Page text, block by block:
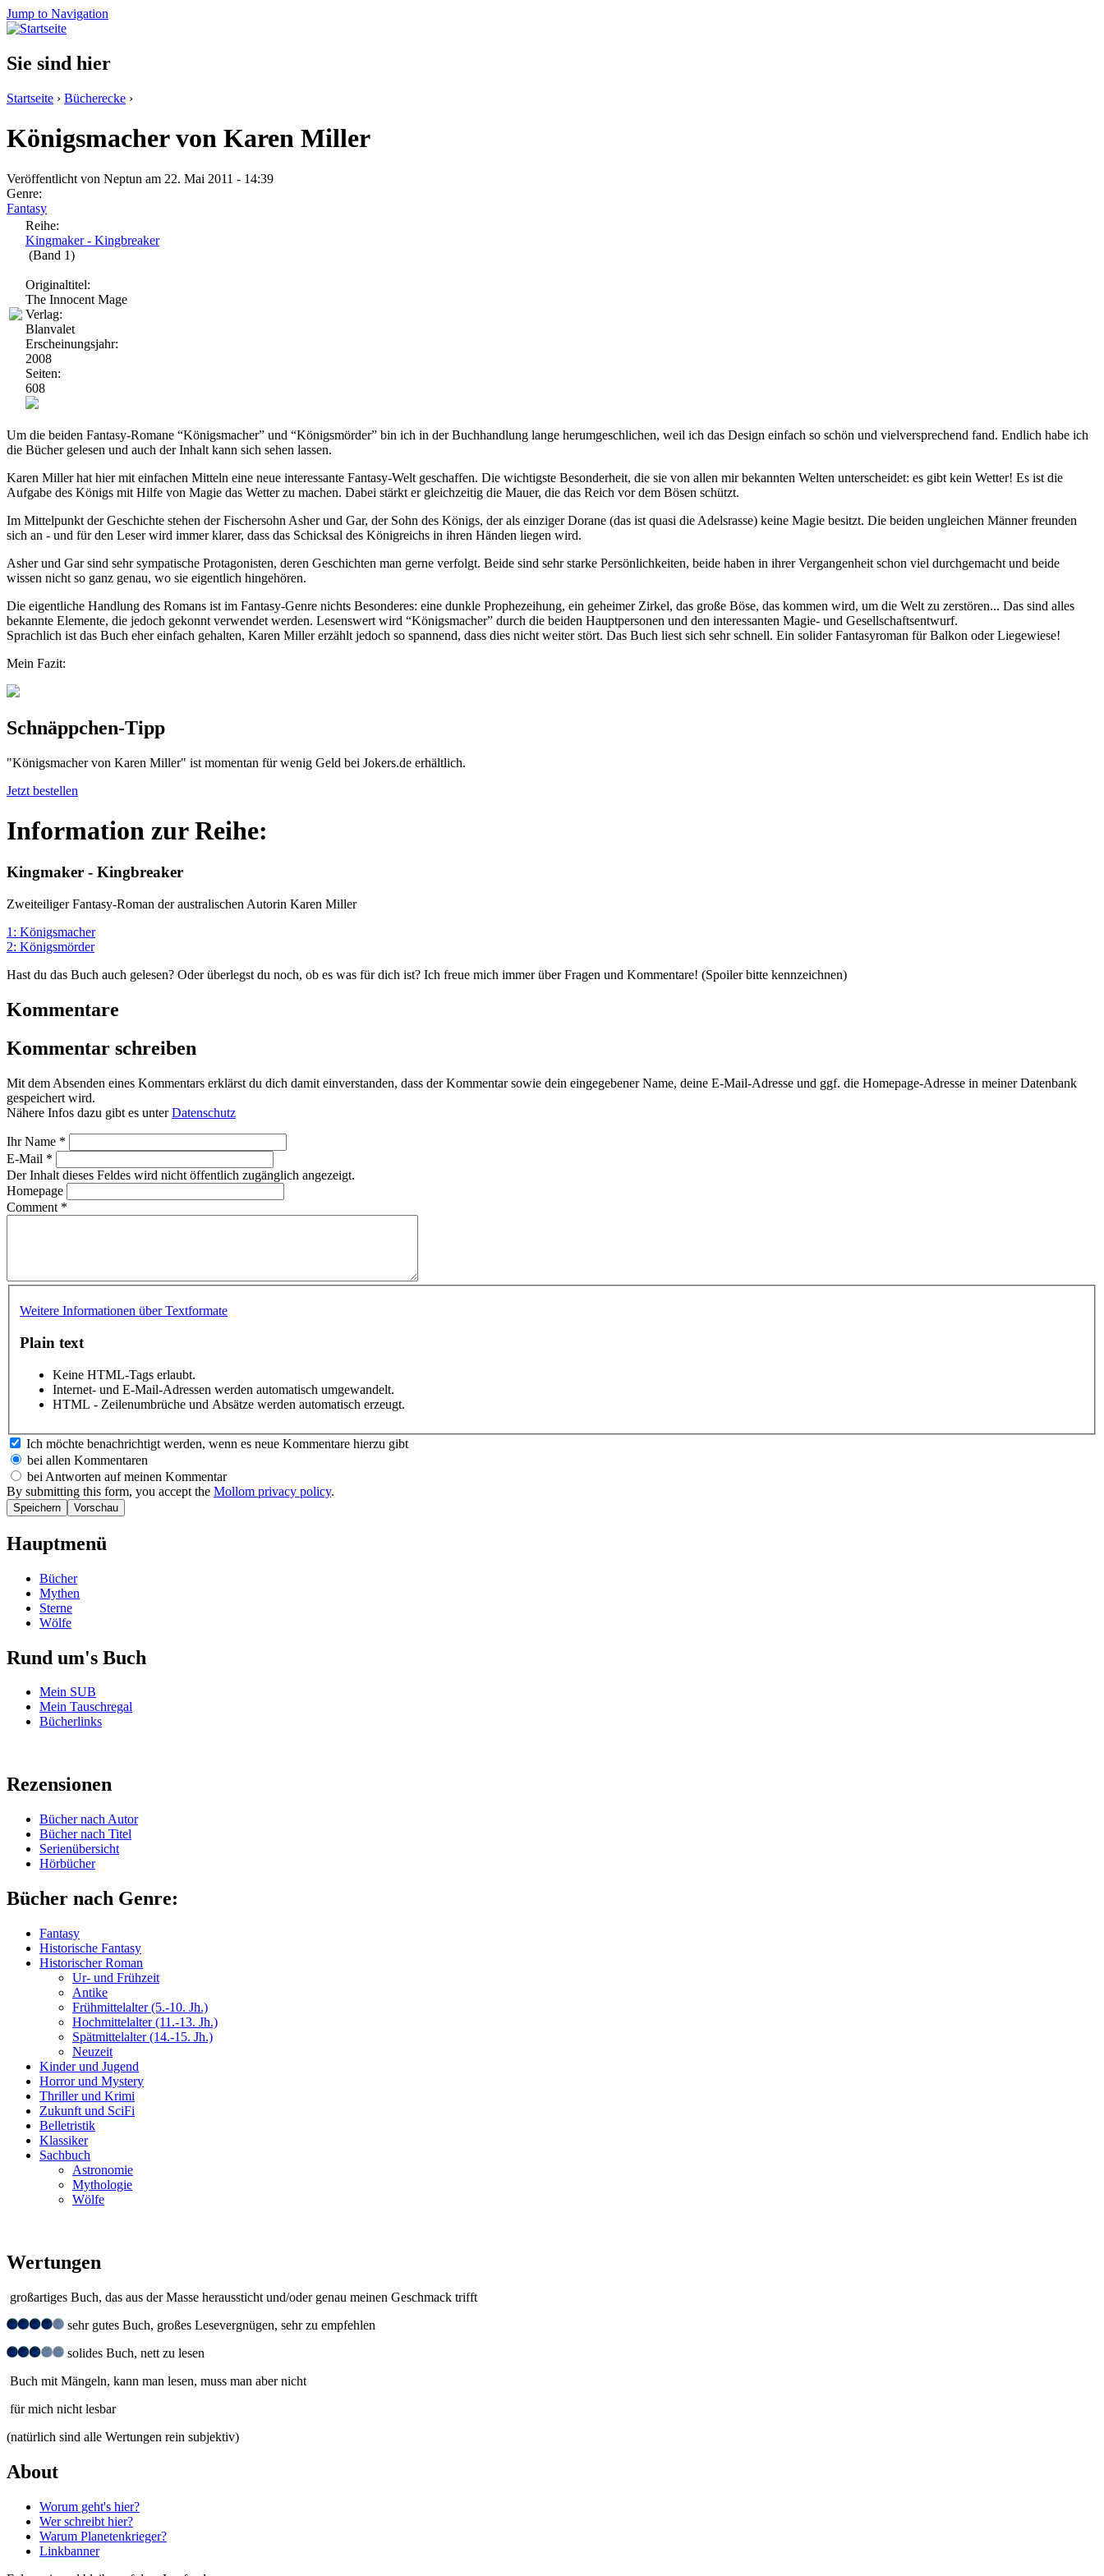
Jump to Navigation
Sie sind hier
Startseite › Bücherecke ›
Königsmacher von Karen Miller
Veröffentlicht von Neptun am 22. Mai 2011 - 14:39
Genre:
Fantasy
Reihe:
Kingmaker - Kingbreaker
(Band 1)
Originaltitel:
The Innocent Mage
Verlag:
Blanvalet
Erscheinungsjahr:
2008
Seiten:
608
Um die beiden Fantasy-Romane “Königsmacher” und “Königsmörder” bin ich in der Buchhandlung lange herumgeschlichen, weil ich das Design einfach so schön und vielversprechend fand. Endlich habe ich
die Bücher gelesen und auch der Inhalt kann sich sehen lassen.
Karen Miller hat hier mit einfachen Mitteln eine neue interessante Fantasy-Welt geschaffen. Die wichtigste Besonderheit, die sie von allen mir bekannten Welten unterscheidet: es gibt kein Wetter! Es ist die
Aufgabe des Königs mit Hilfe von Magie das Wetter zu machen. Dabei stärkt er gleichzeitig die Mauer, die das Reich vor dem Bösen schützt.
Im Mittelpunkt der Geschichte stehen der Fischersohn Asher und Gar, der Sohn des Königs, der als einziger Dorane (das ist quasi die Adelsrasse) keine Magie besitzt. Die beiden ungleichen Männer freunden
sich an - und für den Leser wird immer klarer, dass das Schicksal des Königreichs in ihren Händen liegen wird.
Asher und Gar sind sehr sympatische Protagonisten, deren Geschichten man gerne verfolgt. Beide sind sehr starke Persönlichkeiten, beide haben in ihrer Vergangenheit schon viel durchgemacht und beide
wissen nicht so ganz genau, wo sie eigentlich hingehören.
Die eigentliche Handlung des Romans ist im Fantasy-Genre nichts Besonderes: eine dunkle Prophezeihung, ein geheimer Zirkel, das große Böse, das kommen wird, um die Welt zu zerstören... Das sind alles
bekannte Elemente, die jedoch gekonnt verwendet werden. Lesenswert wird “Königsmacher” durch die beiden Hauptpersonen und den interessanten Magie- und Gesellschaftsentwurf.
Sprachlich ist das Buch eher einfach gehalten, Karen Miller erzählt jedoch so spannend, dass dies nicht weiter stört. Das Buch liest sich sehr schnell. Ein solider Fantasyroman für Balkon oder Liegewiese!
Mein Fazit:
Schnäppchen-Tipp
"Königsmacher von Karen Miller" ist momentan für wenig Geld bei Jokers.de erhältlich.
Jetzt bestellen
Information zur Reihe:
Kingmaker - Kingbreaker
Zweiteiliger Fantasy-Roman der australischen Autorin Karen Miller
1: Königsmacher
2: Königsmörder
Hast du das Buch auch gelesen? Oder überlegst du noch, ob es was für dich ist? Ich freue mich immer über Fragen und Kommentare! (Spoiler bitte kennzeichnen)
Kommentare
Kommentar schreiben
Mit dem Absenden eines Kommentars erklärst du dich damit einverstanden, dass der Kommentar sowie dein eingegebener Name, deine E-Mail-Adresse und ggf. die Homepage-Adresse in meiner Datenbank
gespeichert wird.
Nähere Infos dazu gibt es unterDatenschutz
Ihr Name *
E-Mail *
Der Inhalt dieses Feldes wird nicht öffentlich zugänglich angezeigt.
Homepage
Comment *
Weitere Informationen über Textformate
Plain text
Keine HTML-Tags erlaubt.
Internet- und E-Mail-Adressen werden automatisch umgewandelt.
HTML - Zeilenumbrüche und Absätze werden automatisch erzeugt.
Ich möchte benachrichtigt werden, wenn es neue Kommentare hierzu gibt
bei allen Kommentaren
bei Antworten auf meinen Kommentar
By submitting this form, you accept the Mollom privacy policy.
Hauptmenü
Bücher
Mythen
Sterne
Wölfe
Rund um's Buch
Mein SUB
Mein Tauschregal
Bücherlinks
Rezensionen
Bücher nach Autor
Bücher nach Titel
Serienübersicht
Hörbücher
Bücher nach Genre:
Fantasy
Historische Fantasy
Historischer Roman
Ur- und Frühzeit
Antike
Frühmittelalter (5.-10. Jh.)
Hochmittelalter (11.-13. Jh.)
Spätmittelalter (14.-15. Jh.)
Neuzeit
Kinder und Jugend
Horror und Mystery
Thriller und Krimi
Zukunft und SciFi
Belletristik
Klassiker
Sachbuch
Astronomie
Mythologie
Wölfe
Wertungen
großartiges Buch, das aus der Masse heraussticht und/oder genau meinen Geschmack trifft
sehr gutes Buch, großes Lesevergnügen, sehr zu empfehlen
solides Buch, nett zu lesen
Buch mit Mängeln, kann man lesen, muss man aber nicht
für mich nicht lesbar
(natürlich sind alle Wertungen rein subjektiv)
About
Worum geht's hier?
Wer schreibt hier?
Warum Planetenkrieger?
Linkbanner